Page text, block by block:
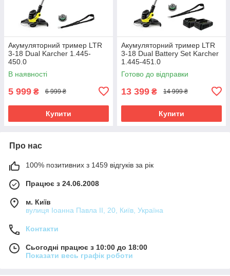
Акумуляторний тример LTR
3-18 Dual Karcher 1.445-
450.0
В наявності
5 999 ₴ 6 999 ₴
Купити
Акумуляторний тример LTR
3-18 Dual Battery Set Karcher
1.445-451.0
Готово до відправки
13 399 ₴ 14 999 ₴
Купити
Про нас
100% позитивних з 1459 відгуків за рік
Працює з 24.06.2008
м. Київ
вулиця Іоанна Павла ІІ, 20, Київ, Україна
Контакти
Сьогодні працює з 10:00 до 18:00
Показати весь графік роботи